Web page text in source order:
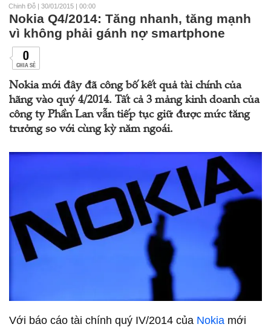
Chinh Đỗ | 30/01/2015 | 00:00
Nokia Q4/2014: Tăng nhanh, tăng mạnh
vì không phải gánh nợ smartphone
0
CHIA SẺ
Nokia mới đây đã công bố kết quả tài chính của
hãng vào quý 4/2014. Tất cả 3 mảng kinh doanh của
công ty Phần Lan vẫn tiếp tục giữ được mức tăng
trưởng so với cùng kỳ năm ngoái.
Với báo cáo tài chính quý IV/2014 của Nokia mới